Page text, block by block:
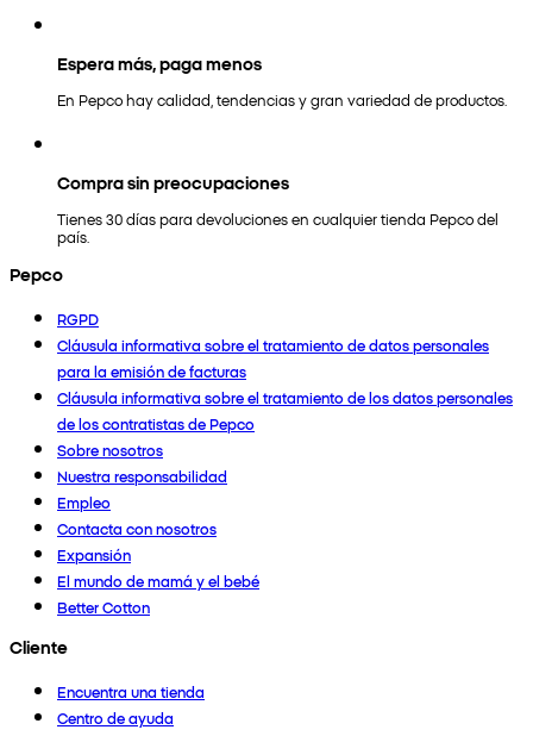
Espera más, paga menos
En Pepco hay calidad, tendencias y gran variedad de productos.
Compra sin preocupaciones
Tienes 30 días para devoluciones en cualquier tienda Pepco del
país.
Pepco
RGPD
Cláusula informativa sobre el tratamiento de datos personales
para la emisión de facturas
Cláusula informativa sobre el tratamiento de los datos personales
de los contratistas de Pepco
Sobre nosotros
Nuestra responsabilidad
Empleo
Contacta con nosotros
Expansión
El mundo de mamá y el bebé
Better Cotton
Cliente
Encuentra una tienda
Centro de ayuda